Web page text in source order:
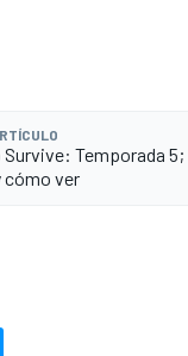
Survive: Temporada
cómo ver